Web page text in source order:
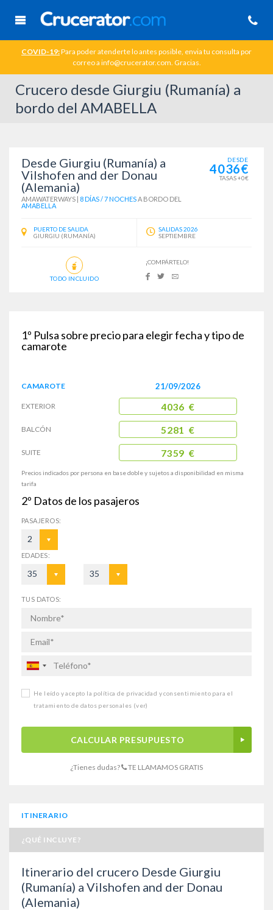
COVID-19:Para poder atenderte lo antes posible, envia tu consulta por
correo a info@crucerator.com. Gracias.
Crucero desde Giurgiu (Rumanía) a
bordo del AMABELLA
Desde Giurgiu (Rumanía) a
Vilshofen and der Donau
(Alemania)
AMAWATERWAYS | 8 DÍAS / 7 NOCHESA BORDO DEL
AMABELLA
DESDE
4036€
TASAS +0€
PUERTO DE SALIDA
GIURGIU (RUMANÍA)
SALIDAS 2026
SEPTIEMBRE
TODO INCLUIDO
¡COMPÁRTELO!
1º Pulsa sobre precio para elegir fecha y tipo de
camarote
CAMAROTE
EXTERIOR
BALCÓN
SUITE
21/09/2026
4036 €
5281 €
7359 €
Precios indicados por persona en base doble y sujetos a disponibilidad en misma
tarifa
2º Datos de los pasajeros
PASAJEROS:
2
EDADES:
35 35
TUS DATOS:
He leído y acepto la política de privacidad y consentimiento para el
tratamiento de datos personales (ver)
CALCULAR PRESUPUESTO
¿Tienes dudas? TE LLAMAMOS GRATIS
ITINERARIO
¿QUÉ INCLUYE?
Itinerario del crucero Desde Giurgiu
(Rumanía) a Vilshofen and der Donau
(Alemania)